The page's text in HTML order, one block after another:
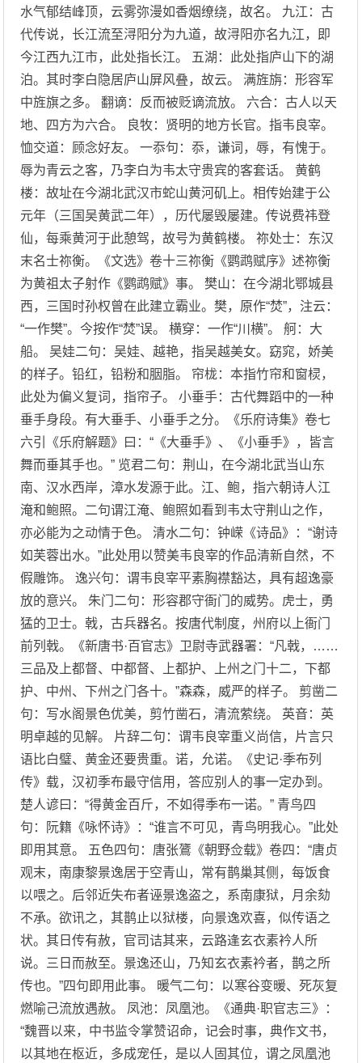
水气郁结峰顶，云雾弥漫如香烟缭绕，故名。 九江：古
代传说，长江流至浔阳分为九道，故浔阳亦名九江，即
今江西九江市，此处指长江。 五湖：此处指庐山下的湖
泊。其时李白隐居庐山屏风叠，故云。 满旌旃：形容军
中旌旗之多。 翻谪：反而被贬谪流放。 六合：古人以天
地、四方为六合。 良牧：贤明的地方长官。指韦良宰。
恤交道：顾念好友。 一忝句：忝，谦词，辱，有愧于。
辱为青云之客，乃李白为韦太守贵宾的客套话。 黄鹤
楼：故址在今湖北武汉市蛇山黄河矶上。相传始建于公
元年（三国吴黄武二年），历代屡毁屡建。传说费祎登
仙，每乘黄河于此憩驾，故号为黄鹤楼。 祢处士：东汉
末名士祢衡。《文选》卷十三祢衡《鹦鹉赋序》述祢衡
为黄祖太子射作《鹦鹉赋》事。 樊山：在今湖北鄂城县
西，三国时孙权曾在此建立霸业。樊，原作“焚”，注云：
“一作樊”。今按作“焚”误。 横穿：一作“川横”。 舸：大
船。 吴娃二句：吴娃、越艳，指吴越美女。窈窕，娇美
的样子。铅红，铅粉和胭脂。 帘栊：本指竹帘和窗棂，
此处为偏义复词，指帘子。 小垂手：古代舞蹈中的一种
垂手身段。有大垂手、小垂手之分。《乐府诗集》卷七
六引《乐府解题》曰：“《大垂手》、《小垂手》，皆言
舞而垂其手也。” 览君二句：荆山，在今湖北武当山东
南、汉水西岸，漳水发源于此。江、鲍，指六朝诗人江
淹和鲍照。二句谓江淹、鲍照如看到韦太守荆山之作，
亦必能为之动情于色。 清水二句：钟嵘《诗品》：“谢诗
如芙蓉出水。”此处用以赞美韦良宰的作品清新自然，不
假雕饰。 逸兴句：谓韦良宰平素胸襟豁达，具有超逸豪
放的意兴。 朱门二句：形容郡守衙门的威势。虎士，勇
猛的卫士。戟，古兵器名。按唐代制度，州府以上衙门
前列戟。《新唐书·百官志》卫尉寺武器署：“凡戟，……
三品及上都督、中都督、上都护、上州之门十二，下都
护、中州、下州之门各十。”森森，威严的样子。 剪凿二
句：写水阁景色优美，剪竹凿石，清流萦绕。 英音：英
明卓越的见解。 片辞二句：谓韦良宰重义尚信，片言只
语比白璧、黄金还要贵重。诺，允诺。《史记·季布列
传》载，汉初季布最守信用，答应别人的事一定办到。
楚人谚曰：“得黄金百斤，不如得季布一诺。” 青鸟四
句：阮籍《咏怀诗》：“谁言不可见，青鸟明我心。”此处
即用其意。 五色四句：唐张鷟《朝野佥载》卷四：“唐贞
观末，南康黎景逸居于空青山，常有鹊巢其侧，每饭食
以喂之。后邻近失布者诬景逸盗之，系南康狱，月余劾
不承。欲讯之，其鹊止以狱楼，向景逸欢喜，似传语之
状。其日传有赦，官司诘其来，云路逢玄衣素衿人所
说。三日而赦至。景逸还山，乃知玄衣素衿者，鹊之所
传也。”四句即用此事。 暖气二句：以寒谷变暖、死灰复
燃喻己流放遇赦。 凤池：凤凰池。《通典·职官志三》：
“魏晋以来，中书监令掌赞诏命，记会时事，典作文书，
以其地在枢近，多成宠任，是以人固其位，谓之凤凰池